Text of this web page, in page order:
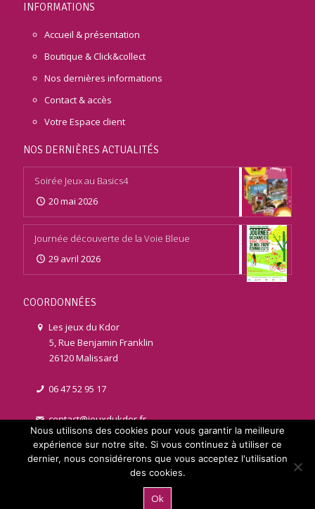
INFORMATIONS
Accueil & présentation
Boutique & Click&collect
Nos dernières informations
Contact & accès
Votre Espace client
NOS DERNIÈRES ACTUALITÉS
Soirée Jeux au Basics4
20 mai 2026
Journée découverte de la Voie Bleue
29 avril 2026
COORDONNÉES
Les jeux du Kdor
5, Rue Benjamin Franklin
26120 Malissard
06 47 52 95 17
contact@jeuxdukdor.fr
© 2021 jeuxdukdor.fr | Réalisé parLicom Développement
Mentions légales
Nous utilisons des cookies pour vous garantir la meilleure
expérience sur notre site. Si vous continuez à utiliser ce
dernier, nous considérerons que vous acceptez l'utilisation
des cookies.
Ok